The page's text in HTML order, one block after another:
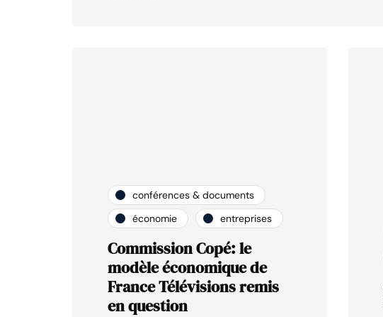
conférences & documents
économie
entreprises
Commission Copé: le
modèle économique de
France Télévisions remis
en question